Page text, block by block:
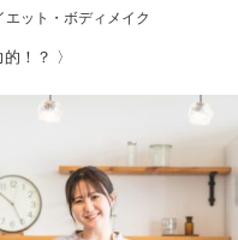
エット・ボディメイク
！？ 〉